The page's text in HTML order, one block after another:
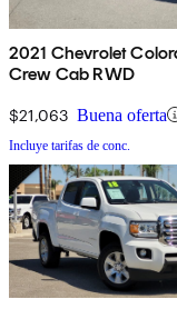
2021 Chevrolet
Crew Cab RWD
$21,063 Buena oferta
Incluye tarifas de conc.